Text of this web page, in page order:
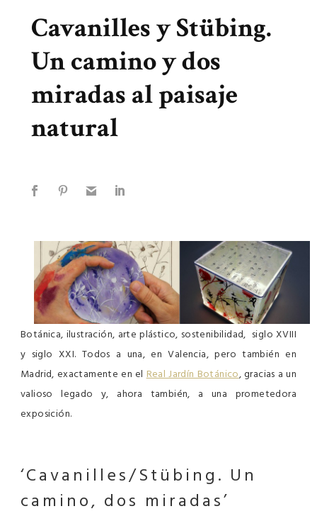
Cavanilles y Stübing.
Un camino y dos
miradas al paisaje
natural
Botánica, ilustración, arte plástico, sostenibilidad, siglo XVIII
y siglo XXI. Todos a una, en Valencia, pero también en
Madrid, exactamente en elReal Jardín Botánico, gracias a un
valioso legado y, ahora también, a una prometedora
exposición.
‘Cavanilles/Stübing. Un
camino, dos miradas’